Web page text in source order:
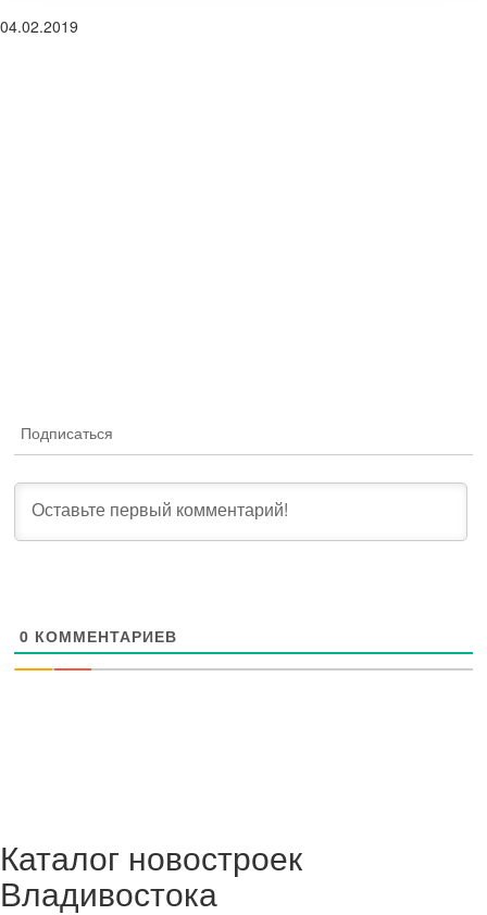
04.02.2019
Подписаться
0 КОММЕНТАРИЕВ
Каталог новостроек
Владивостока